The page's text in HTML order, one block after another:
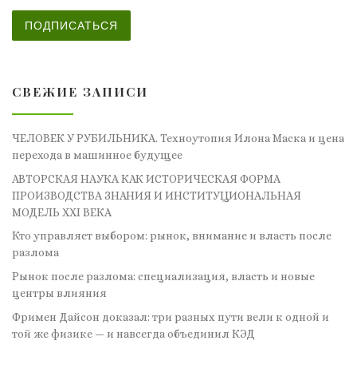
ПОДПИСАТЬСЯ
СВЕЖИЕ ЗАПИСИ
ЧЕЛОВЕК У РУБИЛЬНИКА. Техноутопия Илона Маска и цена
перехода в машинное будущее
АВТОРСКАЯ НАУКА КАК ИСТОРИЧЕСКАЯ ФОРМА
ПРОИЗВОДСТВА ЗНАНИЯ И ИНСТИТУЦИОНАЛЬНАЯ
МОДЕЛЬ XXI ВЕКА
Кто управляет выбором: рынок, внимание и власть после
разлома
Рынок после разлома: специализация, власть и новые
центры влияния
Фримен Дайсон доказал: три разных пути вели к одной и
той же физике — и навсегда объединил КЭД